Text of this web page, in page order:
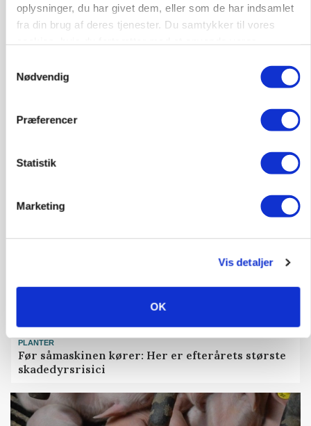
oplysninger, du har givet dem, eller som de har indsamlet
fra din brug af deres tjenester. Du samtykker til vores
Nødvendig
Præferencer
Statistik
Marketing
Vis detaljer
OK
protestgruppe vil demonstrere mod ny
gødskningslov
PLANTER
Før såmaskinen kører: Her er efterårets største
skadedyrsrisici